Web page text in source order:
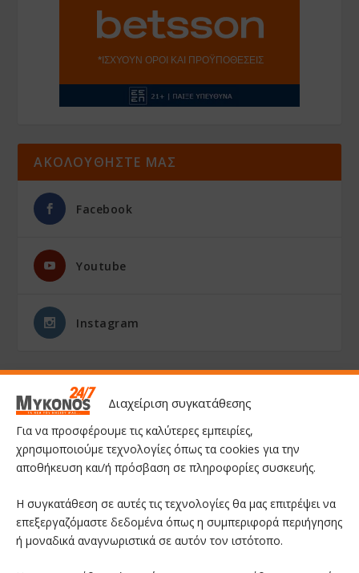
Διαχείριση συγκατάθεσης
Για να προσφέρουμε τις καλύτερες εμπειρίες,
χρησιμοποιούμε τεχνολογίες όπως τα cookies για την
αποθήκευση και/ή πρόσβαση σε πληροφορίες συσκευής.
Η συγκατάθεση σε αυτές τις τεχνολογίες θα μας επιτρέψει να
επεξεργαζόμαστε δεδομένα όπως η συμπεριφορά περιήγησης
ή μοναδικά αναγνωριστικά σε αυτόν τον ιστότοπο.
ΑΚΟΛΟΥΘΗΣΤΕ ΜΑΣ
Facebook
Youtube
Instagram